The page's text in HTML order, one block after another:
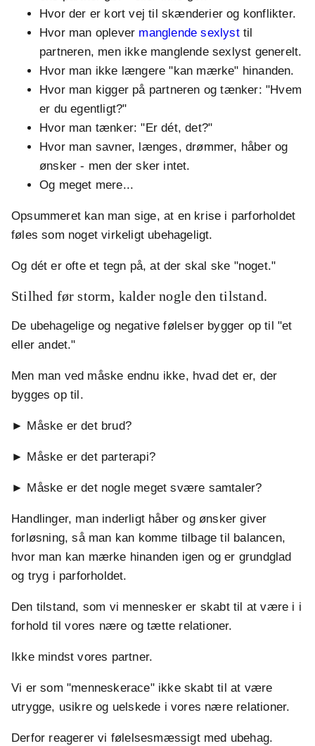
Hvor der er kort vej til skænderier og konflikter.
Hvor man oplever manglende sexlysttil
partneren, men ikke manglende sexlyst generelt.
Hvor man ikke længere "kan mærke" hinanden.
Hvor man kigger på partneren og tænker: "Hvem
er du egentligt?"
Hvor man tænker: "Er dét, det?"
Hvor man savner, længes, drømmer, håber og
ønsker - men der sker intet.
Og meget mere...
Opsummeret kan man sige, at en krise i parforholdet
føles som noget virkeligt ubehageligt.
Og dét er ofte et tegn på, at der skal ske "noget."
Stilhed før storm, kalder nogle den tilstand.
De ubehagelige og negative følelser bygger op til "et
eller andet."
Men man ved måske endnu ikke, hvad det er, der
bygges op til.
► Måske er det brud?
► Måske er det parterapi?
► Måske er det nogle meget svære samtaler?
Handlinger, man inderligt håber og ønsker giver
forløsning, så man kan komme tilbage til balancen,
hvor man kan mærke hinanden igen og er grundglad
og tryg i parforholdet.
Den tilstand, som vi mennesker er skabt til at være i i
forhold til vores nære og tætte relationer.
Ikke mindst vores partner.
Vi er som "menneskerace" ikke skabt til at være
utrygge, usikre og uelskede i vores nære relationer.
Derfor reagerer vi følelsesmæssigt med ubehag.